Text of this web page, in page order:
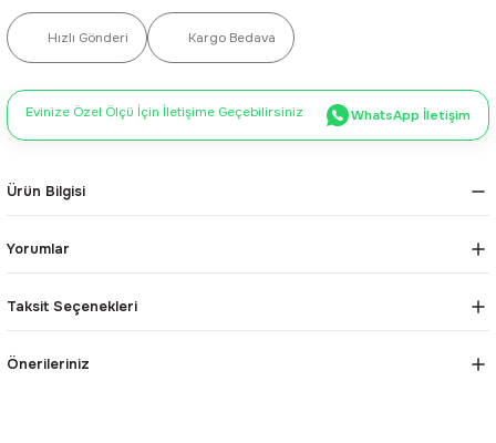
Hızlı Gönderi Kargo Bedava
Evinize Özel Ölçü İçin İletişime Geçebilirsiniz WhatsApp İletişim
Ürün Bilgisi
Yorumlar
Taksit Seçenekleri
Önerileriniz